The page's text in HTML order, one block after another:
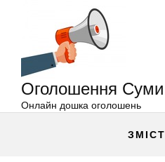
Оголошення Суми
Онлайн дошка оголошень
ЗМІСТ